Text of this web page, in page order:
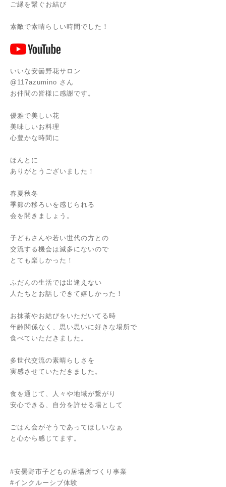
ご縁を繋ぐお結び
素敵で素晴らしい時間でした！
いいな安曇野花サロン
@117azumino さん
お仲間の皆様に感謝です。
優雅で美しい花
美味しいお料理
心豊かな時間に
ほんとに
ありがとうございました！
春夏秋冬
季節の移ろいを感じられる
会を開きましょう。
子どもさんや若い世代の方との
交流する機会は滅多にないので
とても楽しかった！
ふだんの生活では出逢えない
人たちとお話しできて嬉しかった！
お抹茶やお結びをいただいてる時
年齢関係なく、思い思いに好きな場所で
食べていただきました。
多世代交流の素晴らしさを
実感させていただきました。
食を通じて、人々や地域が繋がり
安心できる、自分を許せる場として
ごはん会がそうであってほしいなぁ
と心から感じてます。
#安曇野市子どもの居場所づくり事業
#インクルーシブ体験